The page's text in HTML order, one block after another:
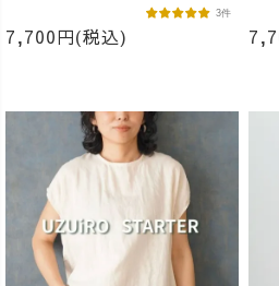
7,700円(税込)
3件